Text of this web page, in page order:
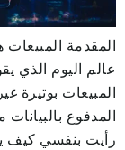
المقدمة
عالم اليوم الذي
المبيعات بوتيرة
المدفوع
رأيت بنفسي كيف